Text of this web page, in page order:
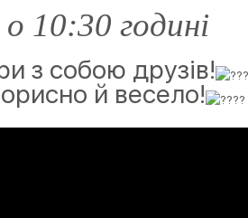
10:30 годині
з собою друзів!
й весело!